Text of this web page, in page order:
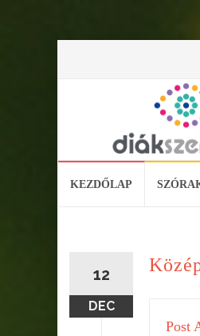
KEZDŐLAP
12
DEC
Post